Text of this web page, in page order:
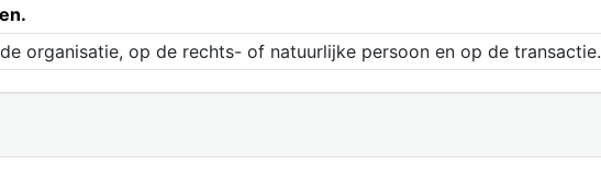
organisatie, op de rechts- of natuurlijke persoon en op de transactie.